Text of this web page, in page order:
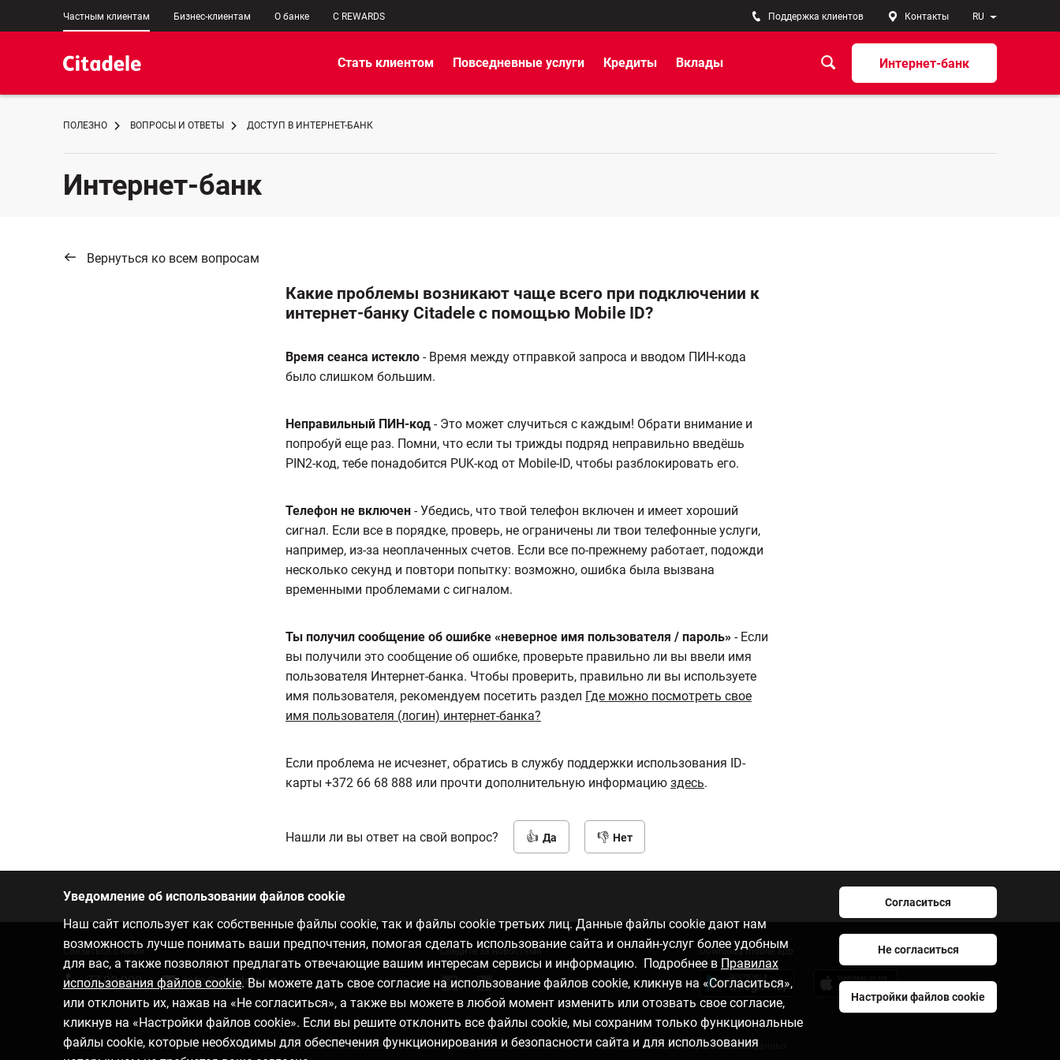
Частным клиентам Бизнес-клиентам О банке C REWARDS RU
Поддержка клиентов Контакты
Интернет-банк
Стать клиентом Повседневные услуги Кредиты Вклады
ПОЛЕЗНО ВОПРОСЫ И ОТВЕТЫ ДОСТУП В ИНТЕРНЕТ-БАНК
Интернет-банк
Вернуться ко всем вопросам
Какие проблемы возникают чаще всего при подключении к
интернет-банку Citadele с помощью Mobile ID?
Время сеанса истекло - Время между отправкой запроса и вводом ПИН-кода
было слишком большим.
Неправильный ПИН-код - Это может случиться с каждым! Обрати внимание и
попробуй еще раз. Помни, что если ты трижды подряд неправильно введёшь
PIN2-код, тебе понадобится PUK-код от Mobile-ID, чтобы разблокировать его.
Телефон не включен - Убедись, что твой телефон включен и имеет хороший
сигнал. Если все в порядке, проверь, не ограничены ли твои телефонные услуги,
например, из-за неоплаченных счетов. Если все по-прежнему работает, подожди
несколько секунд и повтори попытку: возможно, ошибка была вызвана
временными проблемами с сигналом.
Ты получил сообщение об ошибке «неверное имя пользователя / пароль» - Если
вы получили это сообщение об ошибке, проверьте правильно ли вы ввели имя
пользователя Интернет-банка. Чтобы проверить, правильно ли вы используете
имя пользователя, рекомендуем посетить раздел Где можно посмотреть свое
имя пользователя (логин) интернет-банка?
Если проблема не исчезнет, ​​обратись в службу поддержки использования ID-
карты +372 66 68 888 или прочти дополнительную информацию здесь.
Нашли ли вы ответ на свой вопрос? Да Нет
Уведомление об использовании файлов cookie
Наш сайт использует как собственные файлы cookie, так и файлы cookie третьих лиц. Данные файлы cookie дают нам
возможность лучше понимать ваши предпочтения, помогая сделать использование сайта и онлайн-услуг более удобным
для вас, а также позволяют предлагать отвечающие вашим интересам сервисы и информацию. Подробнее в Правилах
использования файлов cookie. Вы можете дать свое согласие на использование файлов cookie, кликнув на «Согласиться»,
или отклонить их, нажав на «Не согласиться», а также вы можете в любой момент изменить или отозвать свое согласие,
кликнув на «Настройки файлов cookie». Если вы решите отклонить все файлы cookie, мы сохраним только функциональные
файлы cookie, которые необходимы для обеспечения функционирования и безопасности сайта и для использования
Согласиться
Не согласиться
Настройки файлов cookie
Связаться с нами
77 00 000 info@citadele.ee
Следите за новостями Download mobile app
О банке Медиа-пространство Карьера Правила пользования страницей Настройки файлов cookie Обработка и защита персональных данных